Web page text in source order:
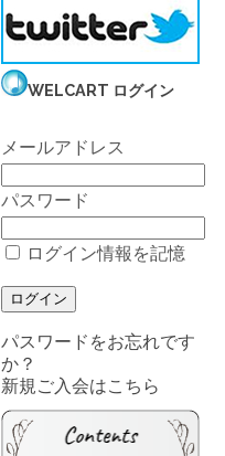
WELCART ログイン
メールアドレス
パスワード
ログイン情報を記憶
パスワードをお忘れです
か？
新規ご入会はこちら